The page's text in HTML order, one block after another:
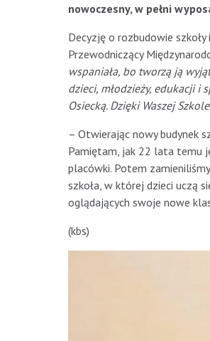
nowoczesny, w pełni
Decyzję o rozbudowie
Przewodniczący
wspaniała, bo tworzą ją
dzieci, młodzieży, edukacji i
Osiecką. Dzięki Waszej
– Otwierając nowy budynek
Pamiętam, jak 22 lata temu
placówki. Potem
szkoła, w której dzieci uczą
oglądających swoje nowe
(kbs)